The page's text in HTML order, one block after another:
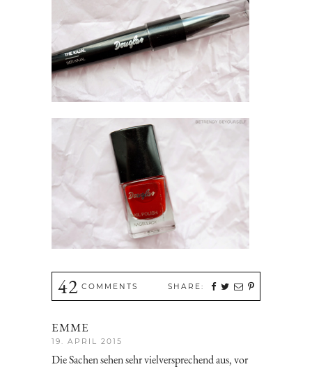
42 COMMENTS SHARE:
EMME
19. APRIL 2015
Die Sachen sehen sehr vielversprechend aus, vor